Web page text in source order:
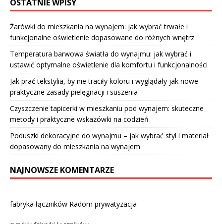
OSTATNIE WPISY
Żarówki do mieszkania na wynajem: jak wybrać trwałe i
funkcjonalne oświetlenie dopasowane do różnych wnętrz
Temperatura barwowa światła do wynajmu: jak wybrać i
ustawić optymalne oświetlenie dla komfortu i funkcjonalności
Jak prać tekstylia, by nie traciły koloru i wyglądały jak nowe –
praktyczne zasady pielęgnacji i suszenia
Czyszczenie tapicerki w mieszkaniu pod wynajem: skuteczne
metody i praktyczne wskazówki na codzień
Poduszki dekoracyjne do wynajmu – jak wybrać styl i materiał
dopasowany do mieszkania na wynajem
NAJNOWSZE KOMENTARZE
fabryka łączników Radom prywatyzacja